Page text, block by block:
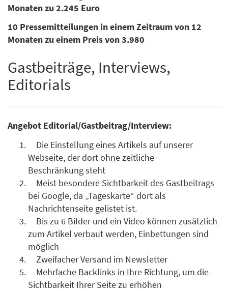
Monaten zu 2.245 Euro
10 Pressemitteilungen in einem Zeitraum von 12
Monaten zu einem Preis von 3.980
Gastbeiträge, Interviews,
Editorials
Angebot Editorial/Gastbeitrag/Interview:
Die Einstellung eines Artikels auf unserer
Webseite, der dort ohne zeitliche
Beschränkung steht
Meist besondere Sichtbarkeit des Gastbeitrags
bei Google, da „Tageskarte“ dort als
Nachrichtenseite gelistet ist.
Bis zu 6 Bilder und ein Video können zusätzlich
zum Artikel verbaut werden, Einbettungen sind
möglich
Zweifacher Versand im Newsletter
Mehrfache Backlinks in Ihre Richtung, um die
Sichtbarkeit Ihrer Seite zu erhöhen